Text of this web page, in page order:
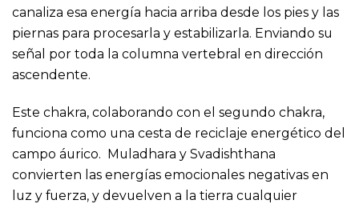
canaliza esa energía hacia arriba desde los pies y las
piernas para procesarla y estabilizarla. Enviando su
señal por toda la columna vertebral en dirección
ascendente.
Este chakra, colaborando con el segundo chakra,
funciona como una cesta de reciclaje energético del
campo áurico. Muladhara y Svadishthana
convierten las energías emocionales negativas en
luz y fuerza, y devuelven a la tierra cualquier